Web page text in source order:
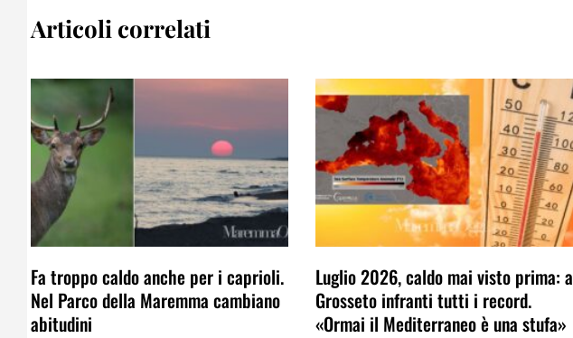
Articoli correlati
Fa troppo caldo anche per i caprioli.
Nel Parco della Maremma cambiano
abitudini
Luglio 2026, caldo mai visto prima: a
Grosseto infranti tutti i record.
«Ormai il Mediterraneo è una stufa»